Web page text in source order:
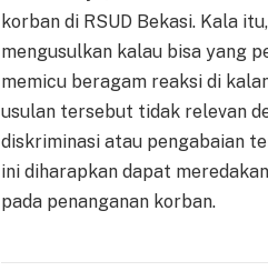
korban di RSUD Bekasi. Kala
mengusulkan kalau bisa yang
memicu beragam reaksi di
usulan tersebut tidak relevan
diskriminasi atau pengabaian
ini diharapkan dapat
pada penanganan korban.